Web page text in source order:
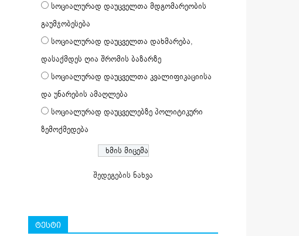
სოციალურად დაუცველთა მდგომარეობის
გაუმჯობესება
სოციალურად დაუცველთა დახმარება,
დასაქმდეს ღია შრომის ბაზარზე
სოციალურად დაუცველთა კვალიფიკაციისა
და უნარების ამაღლება
სოციალურად დაუცველებზე პოლიტიკური
ზემოქმედება
შედეგების ნახვა
ტესტი